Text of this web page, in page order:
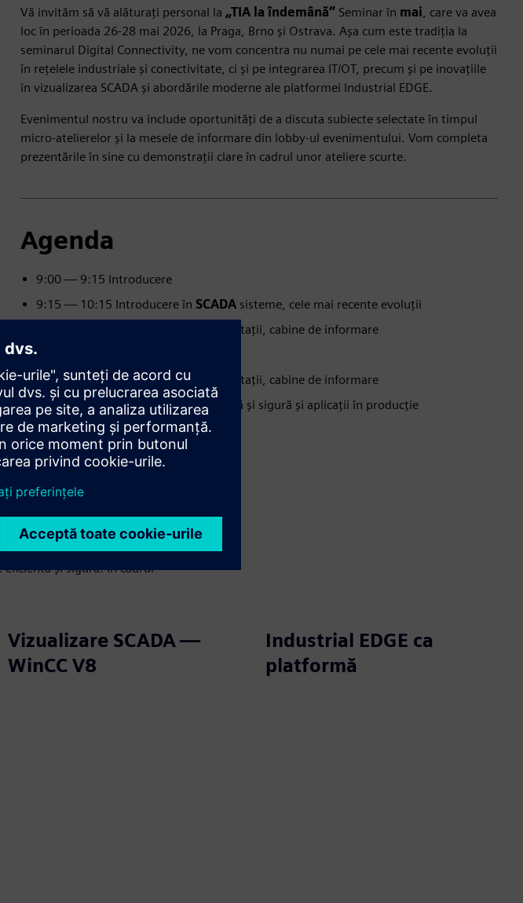
Vă invităm să vă alăturați personal la „TIA la îndemână” Seminar în mai, care va avea
loc în perioada 26-28 mai 2026, la Praga, Brno și Ostrava. Așa cum este tradiția la
seminarul Digital Connectivity, ne vom concentra nu numai pe cele mai recente evoluții
în rețelele industriale și conectivitate, ci și pe integrarea IT/OT, precum și pe inovațiile
în vizualizarea SCADA și abordările moderne ale platformei Industrial EDGE.
Evenimentul nostru va include oportunități de a discuta subiecte selectate în timpul
micro-atelierelor și la mesele de informare din lobby-ul evenimentului. Vom completa
prezentările în sine cu demonstrații clare în cadrul unor ateliere scurte.
Agenda
9:00 — 9:15 Introducere
9:15 — 10:15 Introducere în SCADA sisteme, cele mai recente evoluții
10:15 — 10:45 Pauză de cafea/consultații, cabine de informare
10:45 — 11:45
11:45 — 12:15 Pauză de cafea/consultaţii, cabine de informare
12:15 — 13:15 Conectivitate eficientă și sigură și aplicații în producție
13:15 Concluzie și prânz
și sigură. În cadrul
Vizualizare SCADA —
WinCC V8
Industrial EDGE ca
platformă